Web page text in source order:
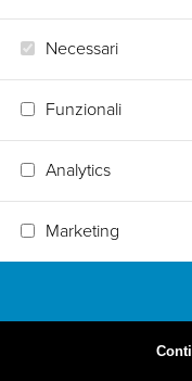
Necessari
Funzionali
Analytics
Marketing